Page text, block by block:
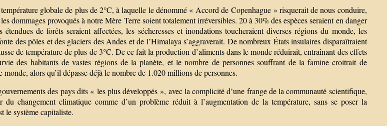
globale de plus de 2°C, à laquelle le dénommé « Accord de Copenhague » risquerait de nous conduire,
dommages provoqués à notre Mère Terre soient totalement irréversibles. 20 à 30% des espèces seraient en danger
de forêts seraient affectées, les sécheresses et inondations toucheraient diverses régions du monde, les
des pôles et des glaciers des Andes et de l’Himalaya s’aggraverait. De nombreux États insulaires disparaîtraient
de température de plus de 3°C. De ce fait la production d’aliments dans le monde réduirait, entraînant des effets
des habitants de vastes régions de la planète, et le nombre de personnes souffrant de la famine croitrait de
monde, alors qu’il dépasse déjà le nombre de 1.020 millions de personnes.
des pays dits « les plus développés », avec la complicité d’une frange de la communauté scientifique,
du changement climatique comme d’un problème réduit à l’augmentation de la température, sans se poser la
le système capitaliste.